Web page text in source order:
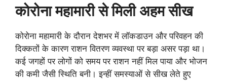
कोरोना महामारी से मिली अहम सीख
कोरोना महामारी के दौरान देशभर में लॉकडाउन और परिवहन की
दिक्कतों के कारण राशन वितरण व्यवस्था पर बड़ा असर पड़ा था।
कई जगहों पर लोगों को समय पर राशन नहीं मिल पाया और भोजन
की कमी जैसी स्थिति बनी। इन्हीं समस्याओं से सीख लेते हुए